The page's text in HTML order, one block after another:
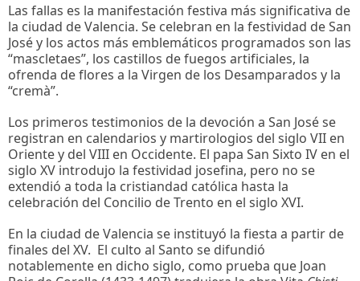
Las fallas es la manifestación festiva más significativa de
la ciudad de Valencia. Se celebran en la festividad de San
José y los actos más emblemáticos programados son las
“mascletaes”, los castillos de fuegos artificiales, la
ofrenda de flores a la Virgen de los Desamparados y la
“cremà”.
Los primeros testimonios de la devoción a San José se
registran en calendarios y martirologios del siglo VII en
Oriente y del VIII en Occidente. El papa San Sixto IV en el
siglo XV introdujo la festividad josefina, pero no se
extendió a toda la cristiandad católica hasta la
celebración del Concilio de Trento en el siglo XVI.
En la ciudad de Valencia se instituyó la fiesta a partir de
finales del XV. El culto al Santo se difundió
notablemente en dicho siglo, como prueba que Joan